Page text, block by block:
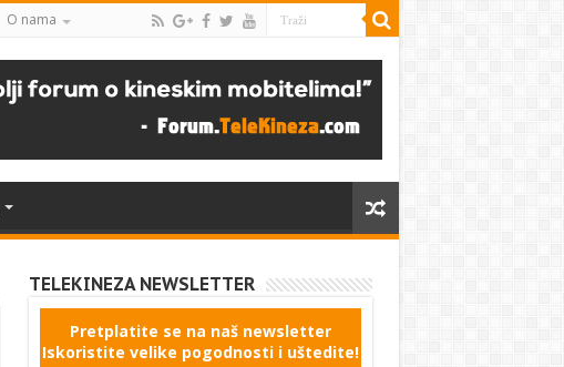
O nama
TELEKINEZA NEWSLETTER
Pretplatite se na naš newsletter
Iskoristite velike pogodnosti i uštedite!